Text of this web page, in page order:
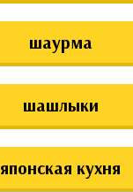
шаурма
шашлыки
японская кухня